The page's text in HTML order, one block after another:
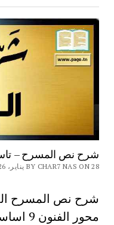
شرح نص المسرح –
BY CHAR7 NAS ON 28 يناير، 2026
شرح نص المسرح
محور